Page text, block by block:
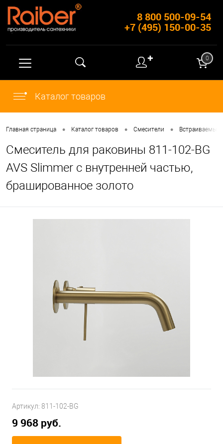
8 800 500-09-54
+7 (495) 150-00-35
✚ 0
Каталог товаров
Главная страница • Каталог товаров • Смесители • Встраиваемые
Смеситель для раковины 811-102-BG
AVS Slimmer с внутренней частью,
брашированное золото
Артикул: 811-102-BG
9 968 руб.